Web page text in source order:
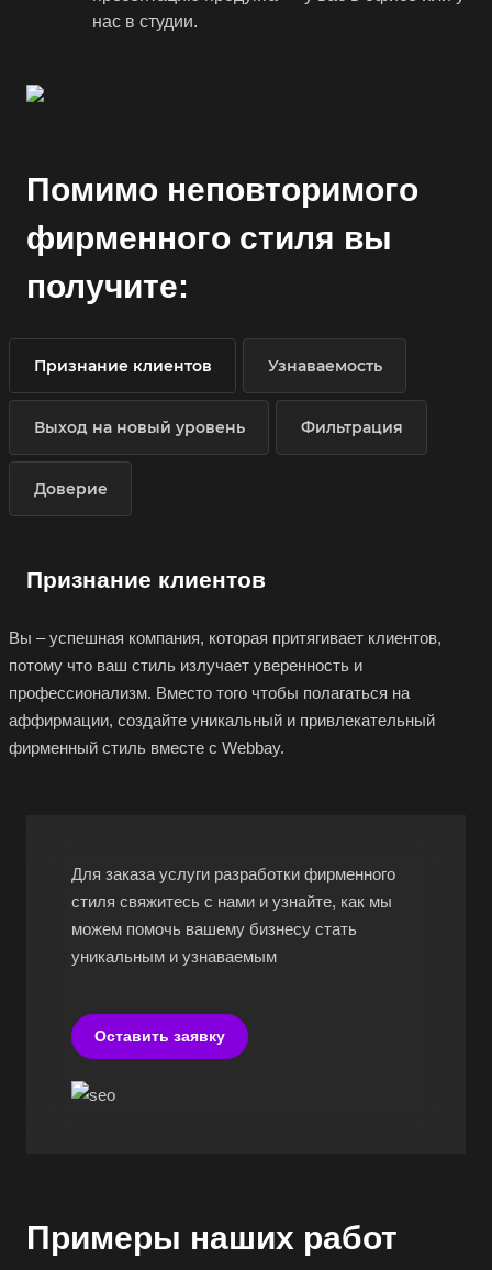
нас в студии.
Помимо неповторимого
фирменного стиля вы
получите:
Признание клиентов Узнаваемость
Выход на новый уровень Фильтрация
Доверие
Признание клиентов
Вы – успешная компания, которая притягивает клиентов,
потому что ваш стиль излучает уверенность и
профессионализм. Вместо того чтобы полагаться на
аффирмации, создайте уникальный и привлекательный
фирменный стиль вместе с Webbay.
Для заказа услуги разработки фирменного
стиля свяжитесь с нами и узнайте, как мы
можем помочь вашему бизнесу стать
уникальным и узнаваемым
Оставить заявку
Примеры наших работ